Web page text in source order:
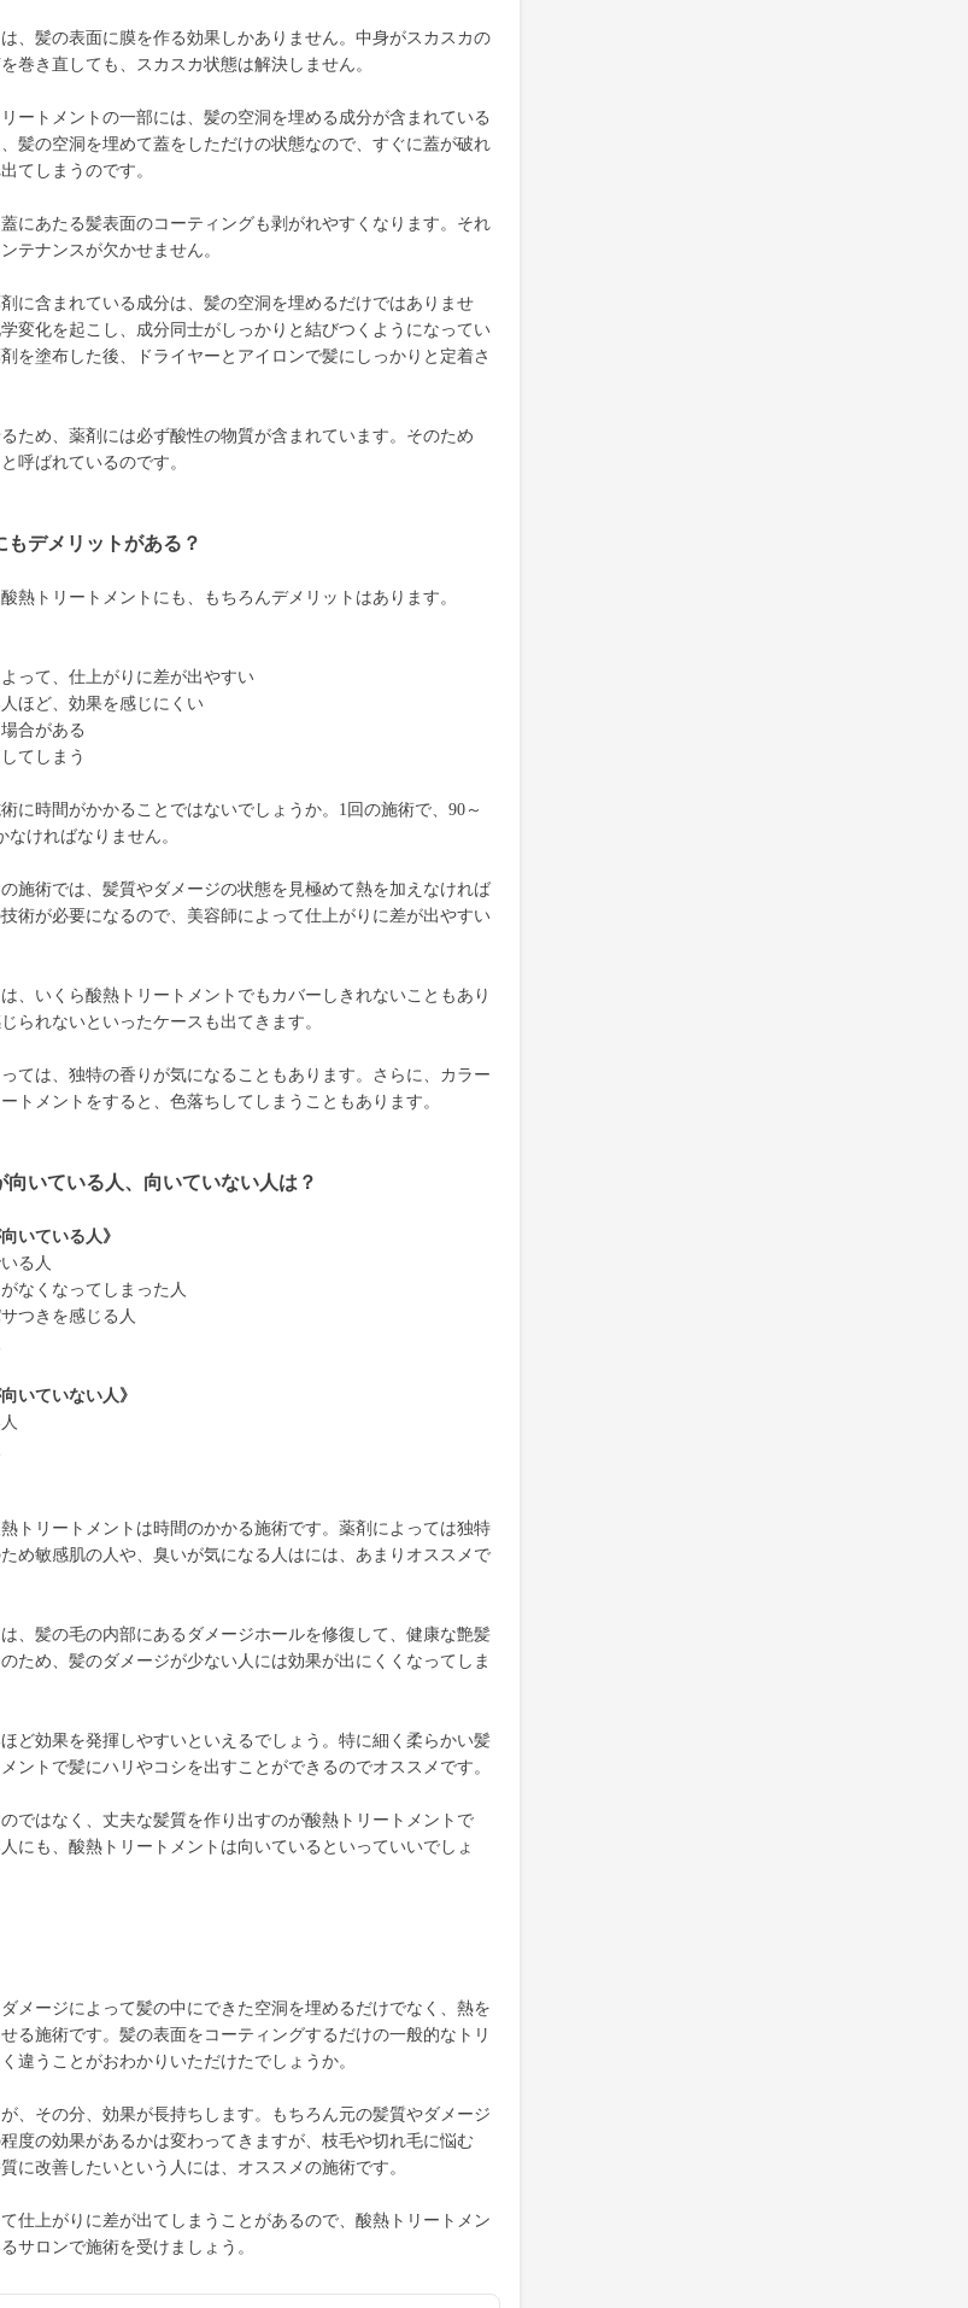
、髪の表面に膜を作る効果しかありません。中身がスカスカの
巻き直しても、スカスカ状態は解決しません。
ートメントの一部には、髪の空洞を埋める成分が含まれている
髪の空洞を埋めて蓋をしただけの状態なので、すぐに蓋が破れ
てしまうのです。
にあたる髪表面のコーティングも剥がれやすくなります。それ
テナンスが欠かせません。
に含まれている成分は、髪の空洞を埋めるだけではありませ
変化を起こし、成分同士がしっかりと結びつくようになってい
を塗布した後、ドライヤーとアイロンで髪にしっかりと定着さ
ため、薬剤には必ず酸性の物質が含まれています。そのため
呼ばれているのです。
デメリットがある？
熱トリートメントにも、もちろんデメリットはあります。
って、仕上がりに差が出やすい
ほど、効果を感じにくい
合がある
てしまう
に時間がかかることではないでしょうか。1回の施術で、90～
なければなりません。
施術では、髪質やダメージの状態を見極めて熱を加えなければ
術が必要になるので、美容師によって仕上がりに差が出やすい
、いくら酸熱トリートメントでもカバーしきれないこともあり
られないといったケースも出てきます。
ては、独特の香りが気になることもあります。さらに、カラー
トメントをすると、色落ちしてしまうこともあります。
いている人、向いていない人は？
いている人》
る人
なくなってしまった人
つきを感じる人
いていない人》
トリートメントは時間のかかる施術です。薬剤によっては独特
め敏感肌の人や、臭いが気になる人はには、あまりオススメで
、髪の毛の内部にあるダメージホールを修復して、健康な艶髪
ため、髪のダメージが少ない人には効果が出にくくなってしま
ど効果を発揮しやすいといえるでしょう。特に細く柔らかい髪
ントで髪にハリやコシを出すことができるのでオススメです。
ではなく、丈夫な髪質を作り出すのが酸熱トリートメントで
にも、酸熱トリートメントは向いているといっていいでしょ
メージによって髪の中にできた空洞を埋めるだけでなく、熱を
る施術です。髪の表面をコーティングするだけの一般的なトリ
違うことがおわかりいただけたでしょうか。
、その分、効果が長持ちします。もちろん元の髪質やダメージ
度の効果があるかは変わってきますが、枝毛や切れ毛に悩む
に改善したいという人には、オススメの施術です。
仕上がりに差が出てしまうことがあるので、酸熱トリートメン
サロンで施術を受けましょう。